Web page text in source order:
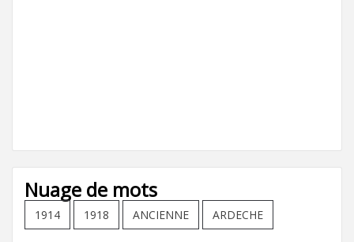
Nuage de mots
1914 1918 ANCIENNE ARDECHE